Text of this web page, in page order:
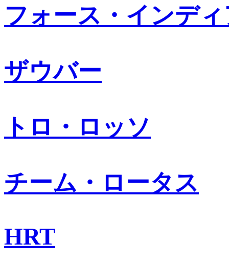
フォース・インデ
ザウバー
トロ・ロッソ
チーム・ロータス
HRT